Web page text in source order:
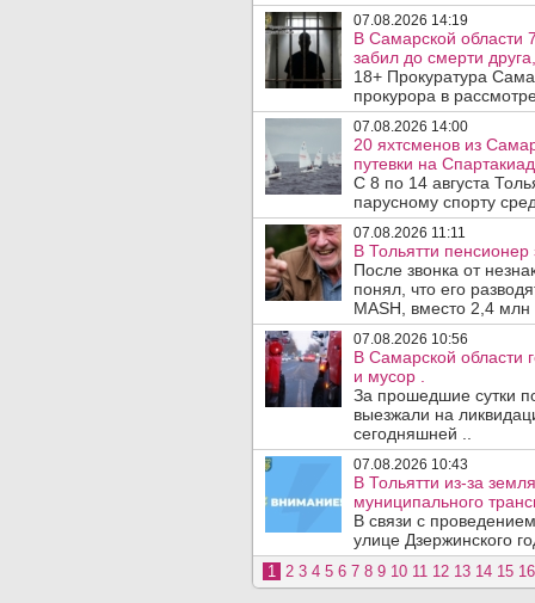
07.08.2026 14:19
В Самарской области
забил до смерти
18+ Прокуратура
прокурора в
07.08.2026 14:00
20 яхтсменов из
путевки на
С 8 по 14 августа
парусному спорту
07.08.2026 11:11
В Тольятти
После звонка от
понял, что его
MASH, вместо 2,4 млн
07.08.2026 10:56
В Самарской области
и мусор .
За прошедшие сутки
выезжали на
сегодняшней ..
07.08.2026 10:43
В Тольятти из-за
муниципального
В связи с
улице Дзержинского
1 2 3 4 5 6 7 8 9 10 11 12 13 14 15 16